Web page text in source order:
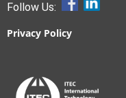
Follow Us:
Privacy Policy